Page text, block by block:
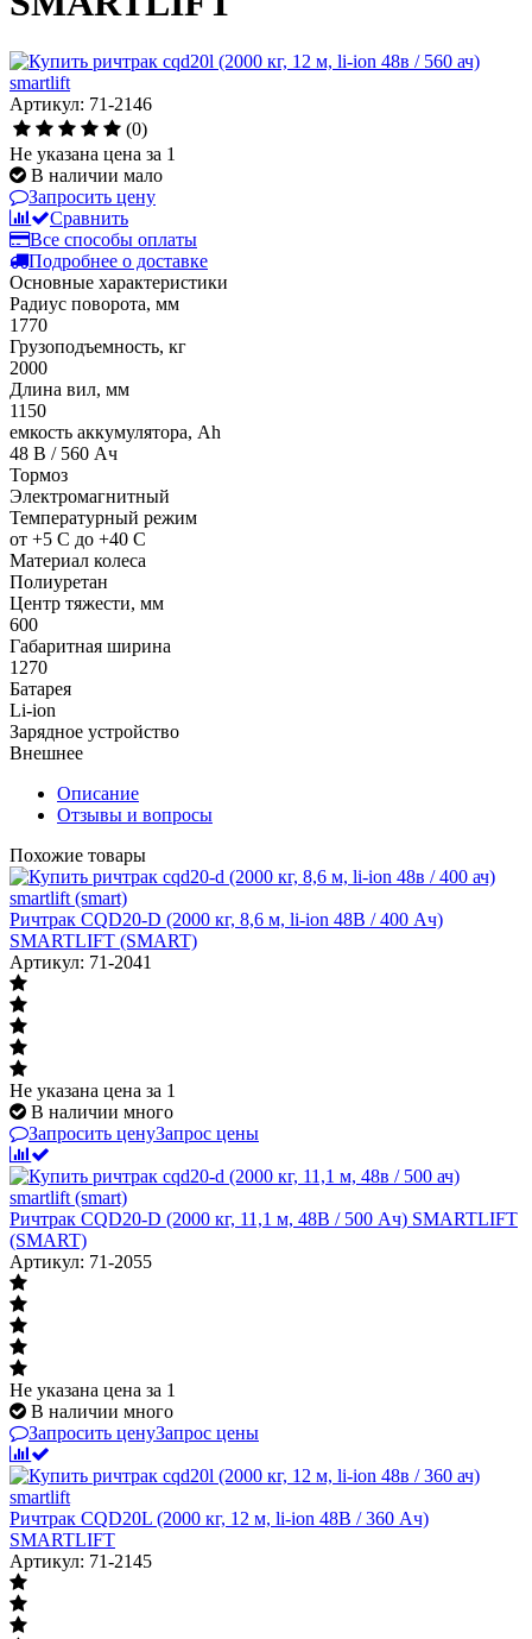
Артикул: 71-2146
(0)
Не указана цена за 1
В наличии мало
Запросить цену
Сравнить
Все способы оплаты
Подробнее о доставке
Основные характеристики
Радиус поворота, мм
1770
Грузоподъемность, кг
2000
Длина вил, мм
1150
емкость аккумулятора, Ah
48 В / 560 Ач
Тормоз
Электромагнитный
Температурный режим
от +5 С до +40 С
Материал колеса
Полиуретан
Центр тяжести, мм
600
Габаритная ширина
1270
Батарея
Li-ion
Зарядное устройство
Внешнее
Описание
Отзывы и вопросы
Похожие товары
Ричтрак CQD20-D (2000 кг, 8,6 м, li-ion 48В / 400 Ач)
SMARTLIFT (SMART)
Артикул: 71-2041
Не указана цена за 1
В наличии много
Запросить ценуЗапрос цены
Ричтрак CQD20-D (2000 кг, 11,1 м, 48В / 500 Ач) SMARTLIFT
(SMART)
Артикул: 71-2055
Не указана цена за 1
В наличии много
Запросить ценуЗапрос цены
Ричтрак CQD20L (2000 кг, 12 м, li-ion 48В / 360 Ач)
SMARTLIFT
Артикул: 71-2145